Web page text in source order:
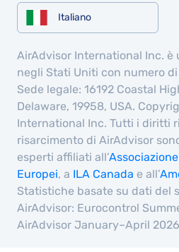
Italiano
AirAdvisor International Inc. è
negli Stati Uniti con numero
Sede legale: 16192 Coastal
Delaware, 19958, USA.
International Inc. Tutti i diritti
risarcimento di AirAdvisor
esperti affiliati all’
Europei, a ILA Canada e all’
Statistiche basate su dati del
AirAdvisor: Eurocontrol
AirAdvisor January–April